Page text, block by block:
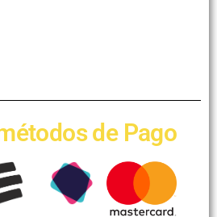
de Pago